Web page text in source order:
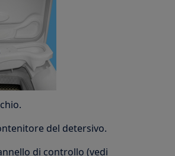
del detersivo.
di controllo (vedi